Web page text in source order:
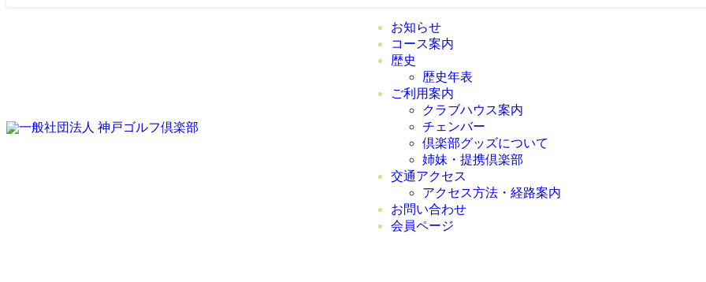
お知らせ
コース案内
歴史
歴史年表
ご利用案内
クラブハウス案内
チェ
倶楽部グッズについて
姉妹・提携倶楽部
交通アクセス
アクセス方法・経路案内
お問い合わせ
会員ページ